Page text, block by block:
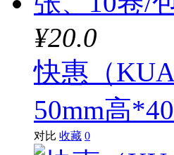
¥20.0
快惠（
50mm高
对比 收藏 0